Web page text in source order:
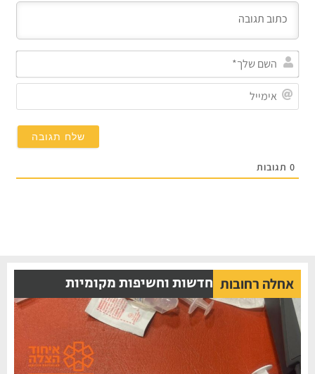
שלך*
תגובות
אחלה רחובות חדשות וחשיפות מקומיות